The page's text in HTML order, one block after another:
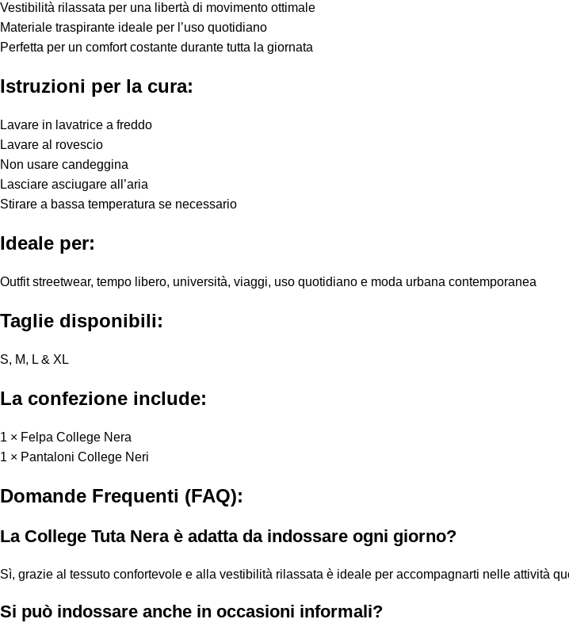
Vestibilità rilassata per una libertà di movimento ottimale
Materiale traspirante ideale per l’uso quotidiano
Perfetta per un comfort costante durante tutta la giornata
Istruzioni per la cura:
Lavare in lavatrice a freddo
Lavare al rovescio
Non usare candeggina
Lasciare asciugare all’aria
Stirare a bassa temperatura se necessario
Ideale per:
Outfit streetwear, tempo libero, università, viaggi, uso quotidiano e moda urbana contemporanea
Taglie disponibili:
S, M, L & XL
La confezione include:
1 × Felpa College Nera
1 × Pantaloni College Neri
Domande Frequenti (FAQ):
La College Tuta Nera è adatta da indossare ogni giorno?
Sì, grazie al tessuto confortevole e alla vestibilità rilassata è ideale per accompagnarti nelle attività
Si può indossare anche in occasioni informali?